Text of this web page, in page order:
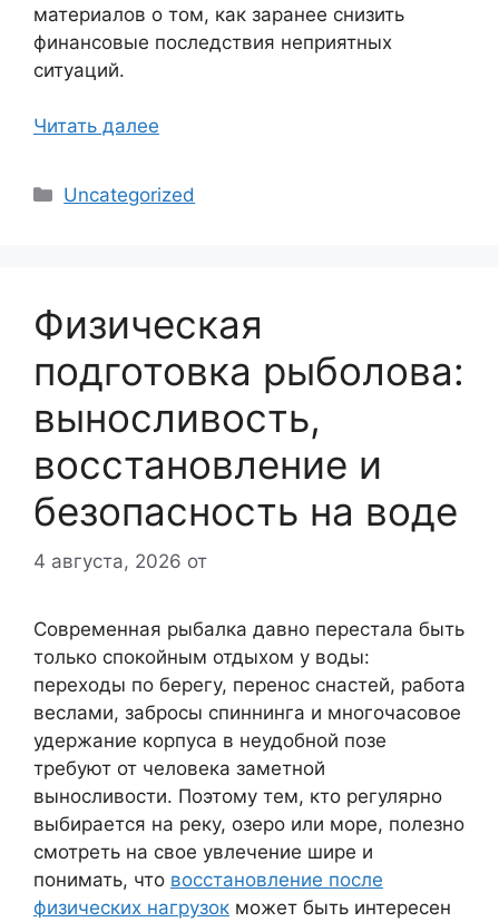
материалов о том, как заранее снизить
финансовые последствия неприятных
ситуаций.
Читать далее
Рубрики
Uncategorized
Физическая
подготовка рыболова:
выносливость,
восстановление и
безопасность на воде
4 августа, 2026 от
Современная рыбалка давно перестала быть
только спокойным отдыхом у воды:
переходы по берегу, перенос снастей, работа
веслами, забросы спиннинга и многочасовое
удержание корпуса в неудобной позе
требуют от человека заметной
выносливости. Поэтому тем, кто регулярно
выбирается на реку, озеро или море, полезно
смотреть на свое увлечение шире и
понимать, что восстановление после
физических нагрузок может быть интересен